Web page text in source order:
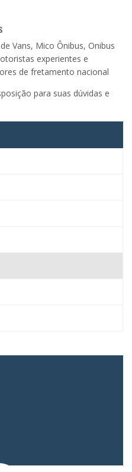
Vans, Mico Ônibus, Onibus
experientes e
de fretamento nacional
para suas dúvidas e